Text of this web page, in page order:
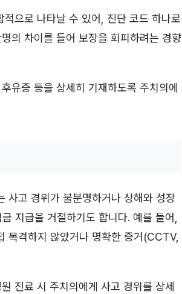
으로 나타날 수 있어, 진단 코드 하나로
의 차이를 들어 보장을 회피하려는 경향
유증 등을 상세히 기재하도록 주치의에
사고 경위가 불분명하거나 상해와 성장
지급을 거절하기도 합니다. 예를 들어,
목격하지 않았거나 명확한 증거(CCTV,
진료 시 주치의에게 사고 경위를 상세